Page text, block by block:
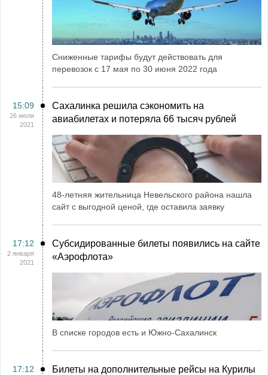
Сниженные тарифы будут действовать для
перевозок с 17 мая по 30 июня 2022 года
15:09
26 июля
2021
Сахалинка решила сэкономить на
авиабилетах и потеряла 66 тысяч рублей
48-летняя жительница Невельского района нашла
сайт с выгодной ценой, где оставила заявку
17:12
2 января
2021
Субсидированные билеты появились на сайте
«Аэрофлота»
В списке городов есть и Южно-Сахалинск
17:12
Билеты на дополнительные рейсы на Курилы